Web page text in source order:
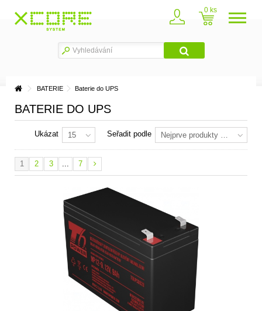
0
BATERIE Baterie do UPS
BATERIE DO UPS
Seřadit podle Nejprve produkty skladem
Ukázat 15
1 2 3 ... 7